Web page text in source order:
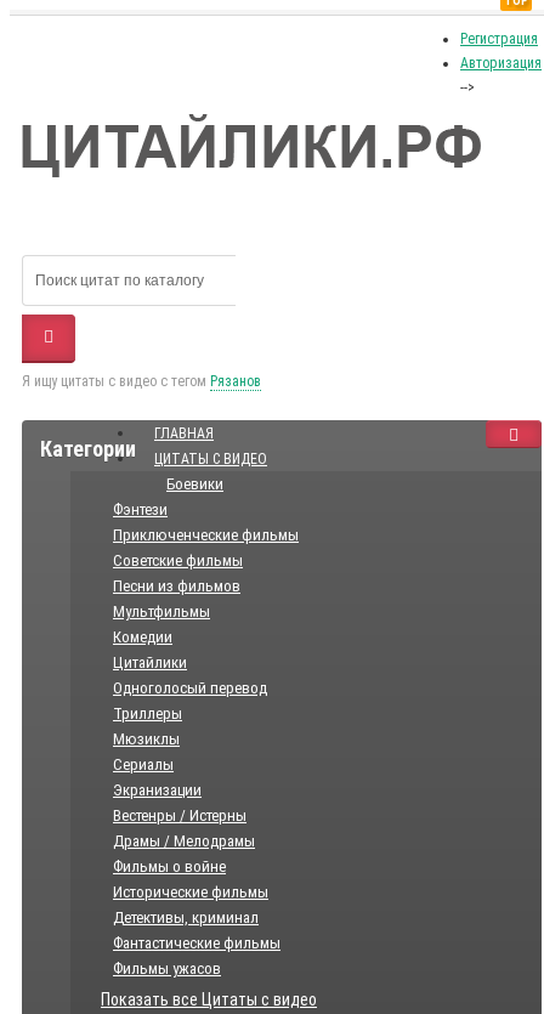
Регистрация
Авторизация
-->
Я ищу цитаты с видео с тегом Рязанов
Категории
ГЛАВНАЯ
ЦИТАТЫ С ВИДЕО
Боевики
Фэнтези
Приключенческие фильмы
Советские фильмы
Песни из фильмов
Мультфильмы
Комедии
Цитайлики
Одноголосый перевод
Триллеры
Мюзиклы
Сериалы
Экранизации
Вестенры / Истерны
Драмы / Мелодрамы
Фильмы о войне
Исторические фильмы
Детективы, криминал
Фантастические фильмы
Фильмы ужасов
Показать все Цитаты с видео